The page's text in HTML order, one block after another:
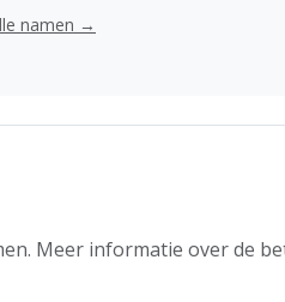
namen →
Meer informatie over de